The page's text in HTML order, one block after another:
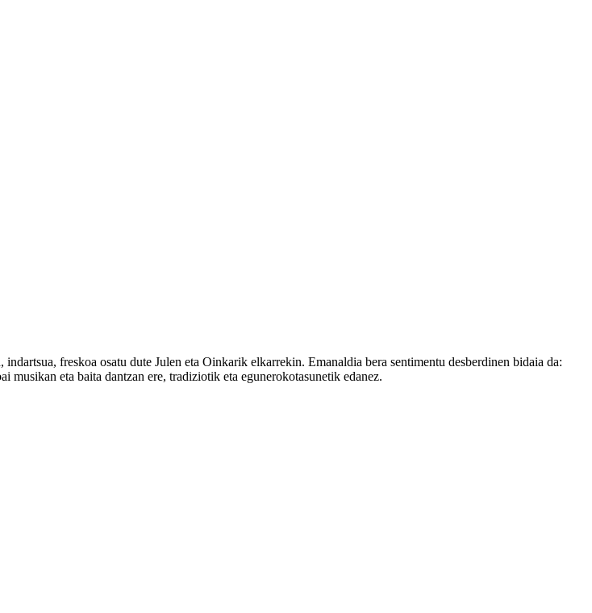
indartsua, freskoa osatu dute Julen eta Oinkarik elkarrekin. Emanaldia bera sentimentu desberdinen bidaia da:
eta baita dantzan ere, tradiziotik eta egunerokotasunetik edanez.